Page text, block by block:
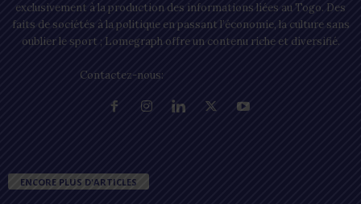
exclusivement à la production des informations liées au Togo. Des
faits de sociétés à la politique en passant l’économie, la culture sans
oublier le sport ; Lomegraph offre un contenu riche et diversifié.
Contactez-nous:
ENCORE PLUS D'ARTICLES